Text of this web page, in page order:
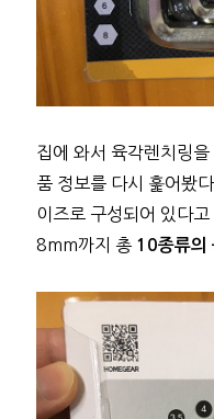
집에 와서 육각렌치링
품 정보를 다시 훑어봤
이즈로 구성되어 있다
8mm까지 총 10종류의